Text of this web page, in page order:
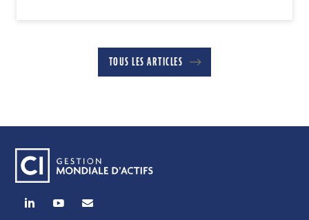
TOUS LES ARTICLES